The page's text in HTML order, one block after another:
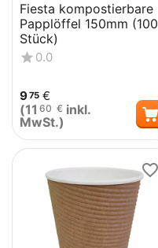
Fiesta kompostierbare
Papplöffel 150mm (100
Stück)
0.0
975 €
(11 60 € inkl.
MwSt.)